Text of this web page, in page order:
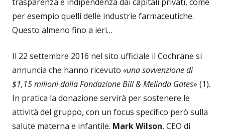
per esempio quelli delle industrie farmaceutiche.
Questo almeno fino a ieri…
Il 22 settembre 2016 nel sito ufficiale il Cochrane si
annuncia che hanno ricevuto «una sovvenzione di
$1,15 milioni dalla Fondazione Bill & Melinda Gates» (1).
In pratica la donazione servirà per sostenere le
attività del gruppo, con un focus specifico però sulla
salute materna e infantile. Mark Wilson, CEO di